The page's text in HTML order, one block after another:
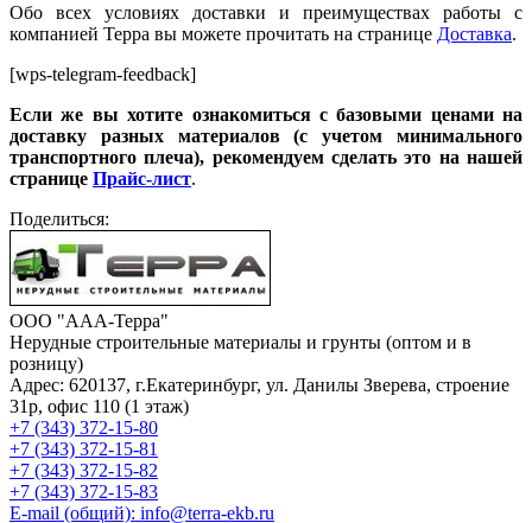
Обо всех условиях доставки и преимуществах работы с
компанией Терра вы можете прочитать на странице Доставка.
[wps-telegram-feedback]
Если же вы хотите ознакомиться с базовыми ценами на
доставку разных материалов (с учетом минимального
транспортного плеча), рекомендуем сделать это на нашей
странице Прайс-лист.
Поделиться:
ООО "ААА-Терра"
Нерудные строительные материалы и грунты (оптом и в
розницу)
Адрес: 620137, г.Екатеринбург, ул. Данилы Зверева, строение
31р, офис 110 (1 этаж)
+7 (343) 372-15-80
+7 (343) 372-15-81
+7 (343) 372-15-82
+7 (343) 372-15-83
E-mail (общий): info@terra-ekb.ru